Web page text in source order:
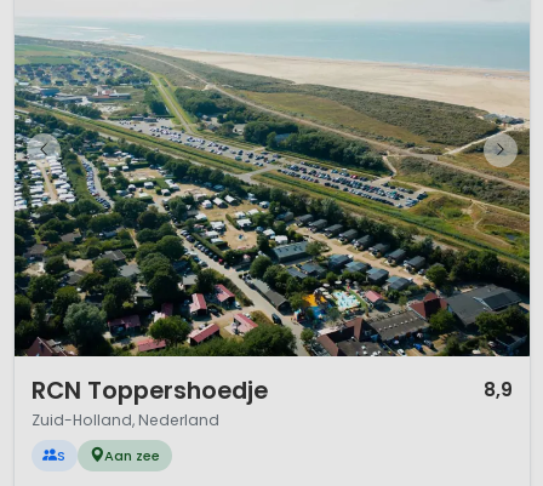
RCN Toppershoedje 8,9
Zuid-Holland, Nederland
S Aan zee